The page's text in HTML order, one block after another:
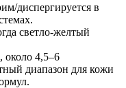
диспергируется в
светло-желтый
около 4,5–6
диапазон для кожи